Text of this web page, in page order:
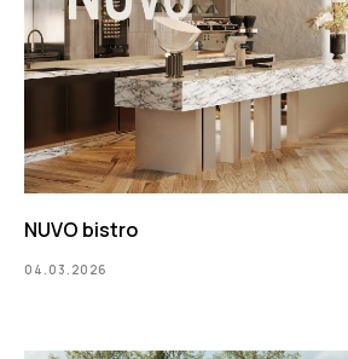
NUVO bistro
04.03.2026